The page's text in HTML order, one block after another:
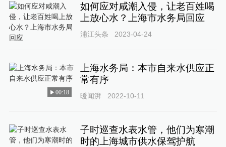
如何应对咸潮入侵，让老百姓喝
上放心水？上海市水务局回应
浦江头条 2023-04-24
00:18
上海水务局：本市自来水供应正
常有序
暖闻湃 2022-10-11
子时巡查水表水管，他们为寒潮
时的上海城市供水保驾护航